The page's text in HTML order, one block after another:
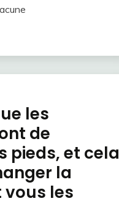
les
de
pieds, et cela
la
les